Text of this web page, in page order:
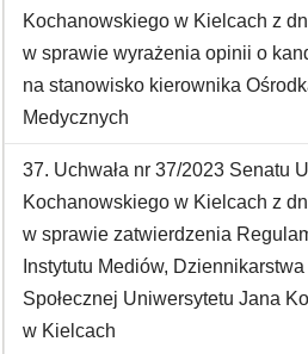
Kochanowskiego w Kielcach z
w sprawie wyrażenia opinii o
na stanowisko kierownika
Medycznych
37. Uchwała nr 37/2023 Senatu
Kochanowskiego w Kielcach z
w sprawie zatwierdzenia
Instytutu Mediów,
Społecznej Uniwersytetu Jana
w Kielcach